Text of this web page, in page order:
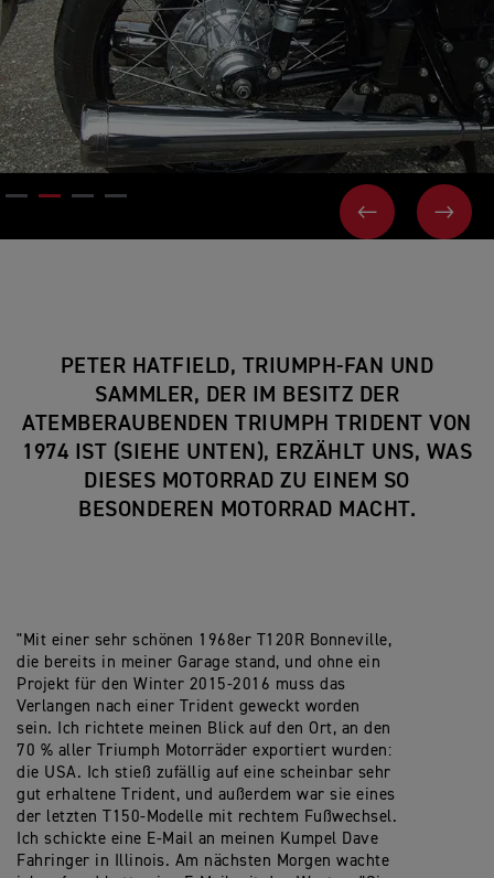
VORHERIGES
PETER HATFIELD, TRIUMPH-FAN UND
SAMMLER, DER IM BESITZ DER
ATEMBERAUBENDEN TRIUMPH TRIDENT VON
1974 IST (SIEHE UNTEN), ERZÄHLT UNS, WAS
DIESES MOTORRAD ZU EINEM SO
BESONDEREN MOTORRAD MACHT.
"Mit einer sehr schönen 1968er T120R Bonneville,
die bereits in meiner Garage stand, und ohne ein
Projekt für den Winter 2015-2016 muss das
Verlangen nach einer Trident geweckt worden
sein. Ich richtete meinen Blick auf den Ort, an den
70 % aller Triumph Motorräder exportiert wurden:
die USA. Ich stieß zufällig auf eine scheinbar sehr
gut erhaltene Trident, und außerdem war sie eines
der letzten T150-Modelle mit rechtem Fußwechsel.
Ich schickte eine E-Mail an meinen Kumpel Dave
Fahringer in Illinois. Am nächsten Morgen wachte